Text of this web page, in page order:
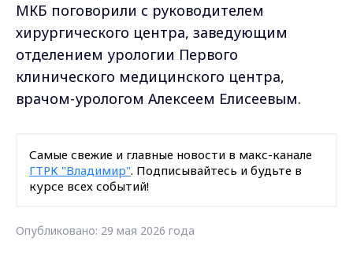
МКБ поговорили с руководителем
хирургического центра, заведующим
отделением урологии Первого
клинического медицинского центра,
врачом-урологом Алексеем Елисеевым.
Самые свежие и главные новости в макс-канале
ГТРК "Владимир". Подписывайтесь и будьте в
курсе всех событий!
Опубликовано: 29 мая 2026 года